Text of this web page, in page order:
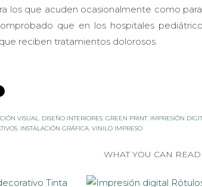
los que acuden ocasionalmente como
que en los hospitales
reciben tratamientos dolorosos.
VISUAL DISEÑO INTERIORES GREEN PRINT, IMPRESIÓN
INSTALACIÓN GRÁFICA VINILO IMPRESO
WHAT YOU CAN